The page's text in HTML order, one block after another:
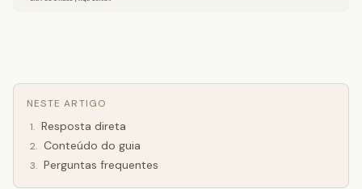
NESTE ARTIGO
1. Resposta direta
2. Conteúdo do guia
3. Perguntas frequentes